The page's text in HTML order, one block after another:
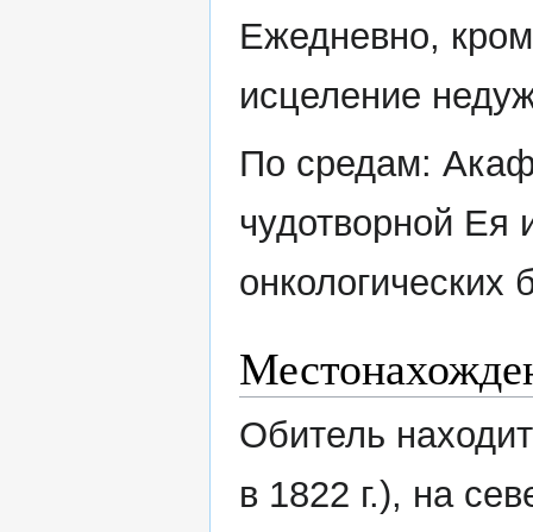
Ежедневно,
исцеление
По средам:
чудотворной Ея
онкологических
Обитель
в 1822 г.), на